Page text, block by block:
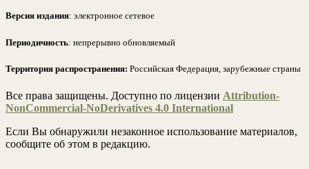
Версия издания: электронное сетевое
Периодичность: непрерывно обновляемый
Территория распространения: Российская Федерация, зарубежные страны
Все права защищены. Доступно по лицензии Attribution-
NonCommercial-NoDerivatives 4.0 International
Если Вы обнаружили незаконное использование материалов,
сообщите об этом в редакцию.